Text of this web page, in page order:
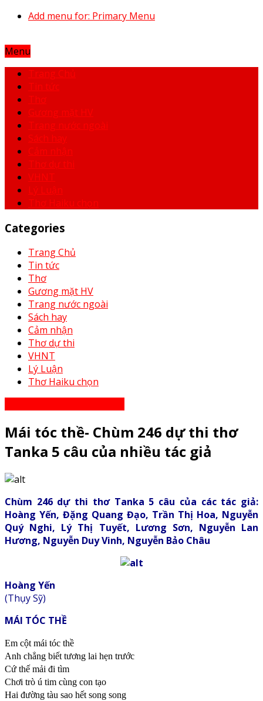
Add menu for: Primary Menu
Menu
Trang Chủ
Tin tức
Thơ
Gương mặt HV
Trang nước ngoài
Sách hay
Cảm nhận
Thơ dự thi
VHNT
Lý Luận
Thơ Haiku chọn
Categories
Trang Chủ
Tin tức
Thơ
Gương mặt HV
Trang nước ngoài
Sách hay
Cảm nhận
Thơ dự thi
VHNT
Lý Luận
Thơ Haiku chọn
Mái tóc thề- Chùm 246 dự thi thơ
Tanka 5 câu của nhiều tác giả
Chùm 246 dự thi thơ Tanka 5 câu của các tác giả:
Hoàng Yến, Đặng Quang Đạo, Trần Thị Hoa, Nguyễn
Quý Nghi, Lý Thị Tuyết, Lương Sơn, Nguyễn Lan
Hương, Nguyễn Duy Vinh, Nguyễn Bảo Châu
Hoàng Yến
(Thụy Sỹ)
MÁI TÓC THỀ
Em cột mái tóc thề
Anh chẳng biết tương lai hẹn trước
Cứ thế mải đi tìm
Chơi trò ú tim cùng con tạo
Hai đường tàu sao hết song song